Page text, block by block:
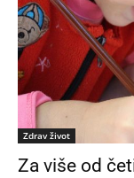
Zdrav život
Za više od